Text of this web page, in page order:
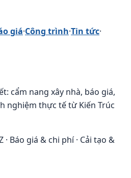
giá·Công trình·Tin tức·
cẩm nang xây nhà, báo giá,
nghiệm thực tế từ Kiến Trúc
· Báo giá & chi phí · Cải tạo &